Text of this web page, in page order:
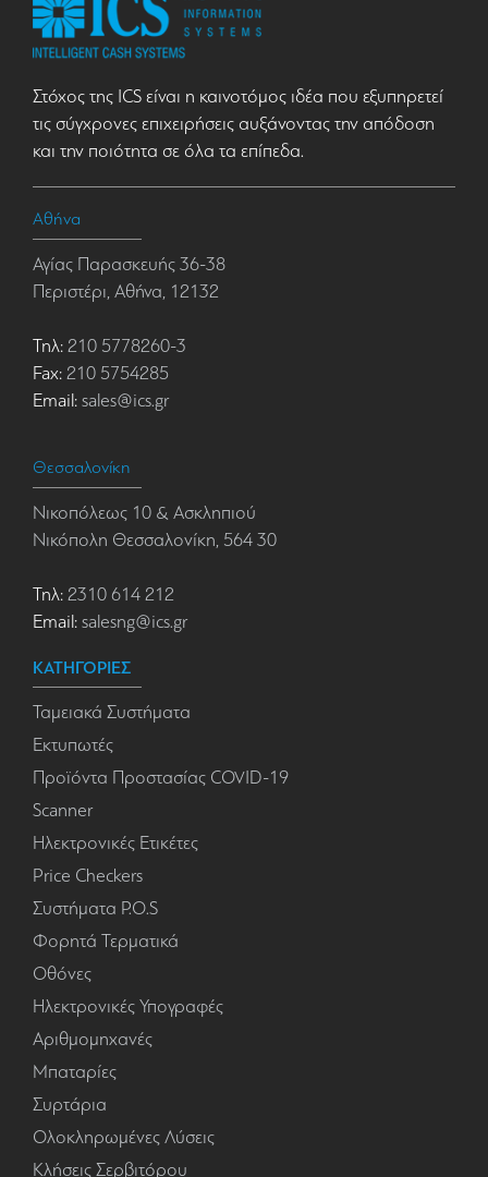
Στόχος της ICS είναι η καινοτόμος ιδέα που εξυπηρετεί
τις σύγχρονες επιχειρήσεις αυξάνοντας την απόδοση
και την ποιότητα σε όλα τα επίπεδα.
Αθήνα
Αγίας Παρασκευής 36-38
Περιστέρι, Αθήνα, 12132
Τηλ: 210 5778260-3
Fax: 210 5754285
Email: sales@ics.gr
Θεσσαλονίκη
Νικοπόλεως 10 & Ασκληπιού
Νικόπολη Θεσσαλονίκη, 564 30
Τηλ: 2310 614 212
Email: salesng@ics.gr
ΚΑΤΗΓΟΡΙΕΣ
Ταμειακά Συστήματα
Εκτυπωτές
Προϊόντα Προστασίας COVID-19
Scanner
Ηλεκτρονικές Ετικέτες
Price Checkers
Συστήματα P.O.S
Φορητά Τερματικά
Οθόνες
Ηλεκτρονικές Υπογραφές
Αριθμομηχανές
Μπαταρίες
Συρτάρια
Ολοκληρωμένες Λύσεις
Κλήσεις Σερβιτόρου